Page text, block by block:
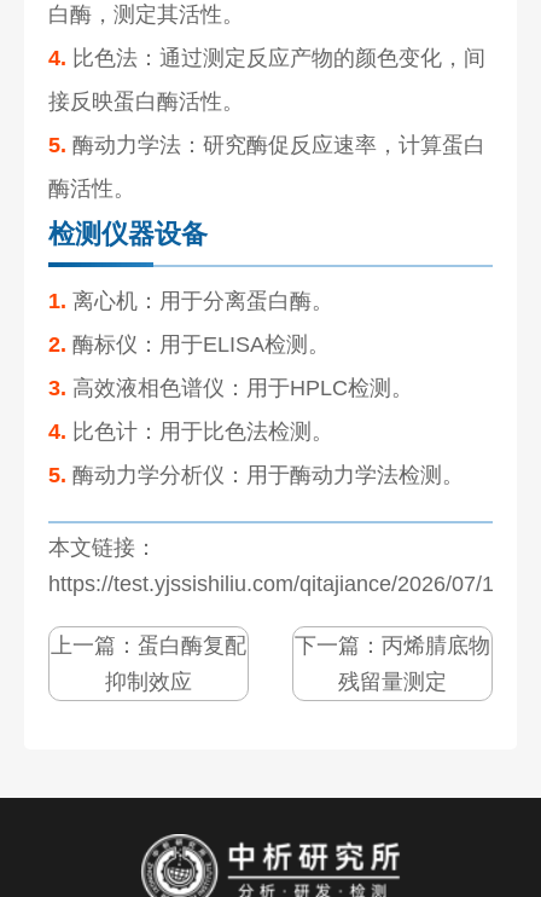
白酶，测定其活性。
4. 比色法：通过测定反应产物的颜色变化，间
接反映蛋白酶活性。
5. 酶动力学法：研究酶促反应速率，计算蛋白
酶活性。
检测仪器设备
1. 离心机：用于分离蛋白酶。
2. 酶标仪：用于ELISA检测。
3. 高效液相色谱仪：用于HPLC检测。
4. 比色计：用于比色法检测。
5. 酶动力学分析仪：用于酶动力学法检测。
本文链接：
https://test.yjssishiliu.com/qitajiance/2026/07/
上一篇： 蛋白酶复配
抑制效应
下一篇：丙烯腈底物
残留量测定